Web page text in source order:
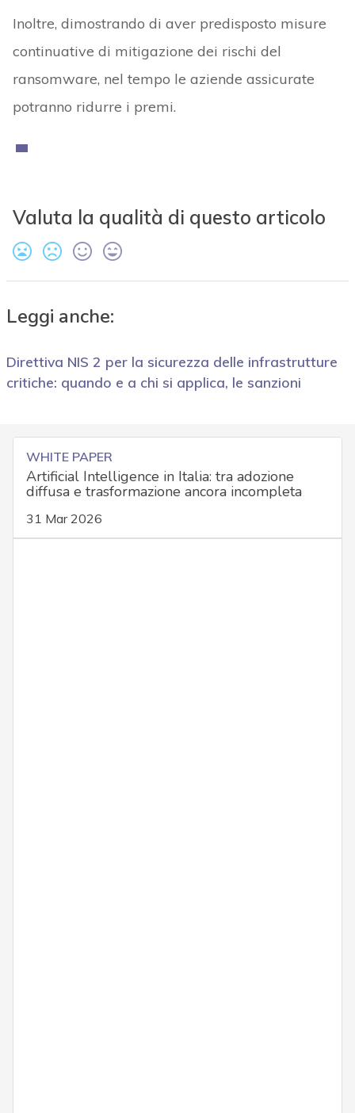
Inoltre, dimostrando di aver predisposto misure
continuative di mitigazione dei rischi del
ransomware, nel tempo le aziende assicurate
potranno ridurre i premi.
Valuta la qualità di questo articolo
Leggi anche:
Direttiva NIS 2 per la sicurezza delle infrastrutture
critiche: quando e a chi si applica, le sanzioni
WHITE PAPER
Artificial Intelligence in Italia: tra adozione
diffusa e trasformazione ancora incompleta
31 Mar 2026